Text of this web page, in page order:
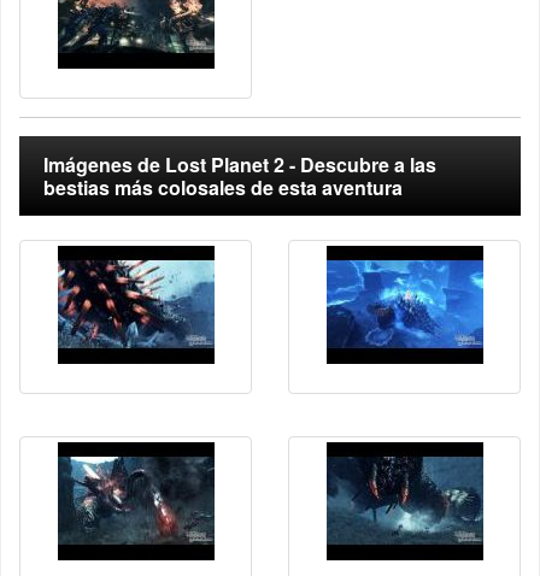
Imágenes de Lost Planet 2 - Descubre a las
bestias más colosales de esta aventura